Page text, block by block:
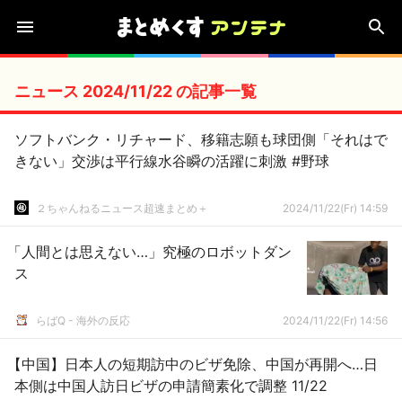
ニュース 2024/11/22 の記事一覧
ソフトバンク・リチャード、移籍志願も球団側「それはで
きない」交渉は平行線水谷瞬の活躍に刺激 #野球
２ちゃんねるニュース超速まとめ＋ 2024/11/22(Fr) 14:59
「人間とは思えない…」究極のロボットダン
ス
らばQ - 海外の反応 2024/11/22(Fr) 14:56
【中国】日本人の短期訪中のビザ免除、中国が再開へ…日
本側は中国人訪日ビザの申請簡素化で調整 11/22